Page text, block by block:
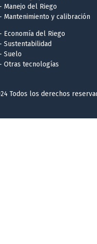
- Manejo del Riego
- Mantenimiento y calibración
- Economía del Riego
- Sustentabilidad
- Suelo
- Otras tecnologías
Todos los derechos